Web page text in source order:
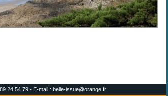
24 54 79 - E-mail : belle-issue@orange.fr